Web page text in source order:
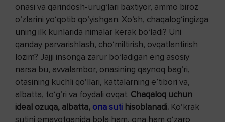
onasi va qarindosh-urug‘lari baxtiyor, ammo biroz
o‘zlarini yo‘qotib qo‘yishgan. Xo‘sh, chaqalog‘ingizga
uning ilk kunlarida nimalar kerak bo‘ladi? Uni
qanday parvarishlash, cho‘miltirish, ovqatlantirish
lozim? Jajji insonga zarur bo‘ladigan eng asosiy
narsa bu, avvalambor, onasining qaynoq bag‘ri,
otasining kuchli qo‘llari, kattalarning e’tibori va,
albatta, to‘g‘ri va foydali ovqat. Chaqaloq uchun
ideal ozuqa, albatta, ona suti hisoblanadi. Ko‘krak
sutini emayotganida bola ham, ona ham o‘zaro